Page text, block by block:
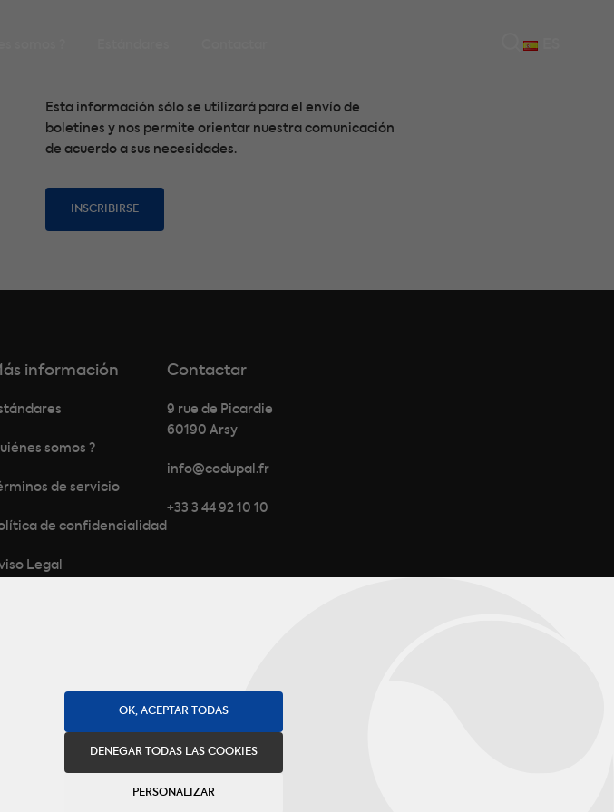
Esta información sólo se utilizará para el envío de
boletines y nos permite orientar nuestra comunicación
de acuerdo a sus necesidades.
INSCRIBIRSE
información
somos ?
de servicio
de confidencialidad
Legal
Contactar
9 rue de Picardie
60190 Arsy
info@codupal.fr
+33 3 44 92 10 10
OK, ACEPTAR TODAS
DENEGAR TODAS LAS COOKIES
PERSONALIZAR